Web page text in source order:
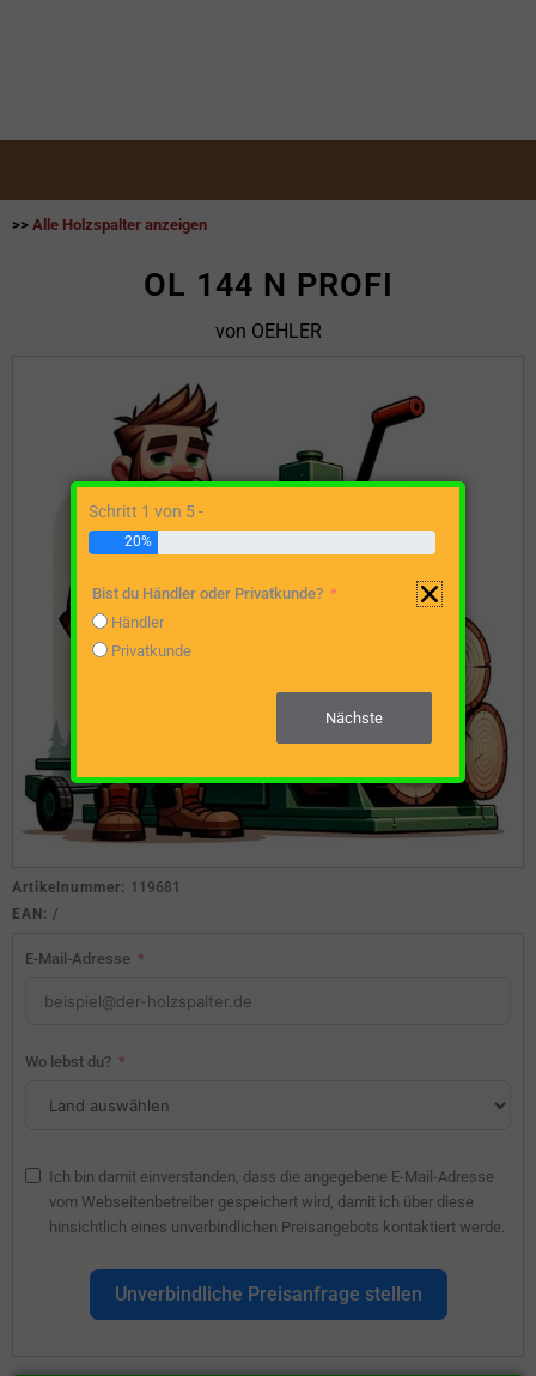
>> Alle Holzspalter anzeigen
OL 144 N PROFI
von OEHLER
Artikelnummer: 119681
EAN: /
E-Mail-Adresse
Wo lebst du?
Ich bin damit einverstanden, dass die angegebene E-Mail-Adresse
vom Webseitenbetreiber gespeichert wird, damit ich über diese
hinsichtlich eines unverbindlichen Preisangebots kontaktiert werde.
Unverbindliche Preisanfrage stellen
Schritt 1 von 5 -
20%
Bist du Händler oder Privatkunde?
Händler
Privatkunde
Nächste